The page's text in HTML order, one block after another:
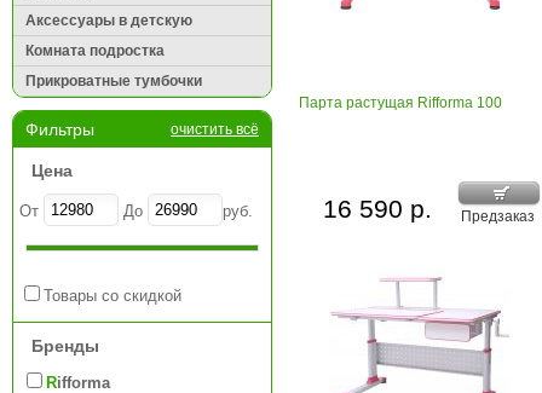
Аксессуары в детскую
Комната подростка
Прикроватные тумбочки
Фильтры очистить всё
Цена
От До руб.
Товары со скидкой
Бренды
Rifforma
Парта растущая Rifforma 100
Предзаказ
16 590 р.